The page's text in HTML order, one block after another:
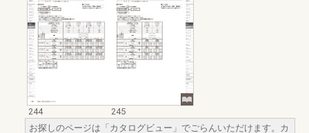
244
245
お探しのページは「カタログビュー」でごらんいただけます。カ